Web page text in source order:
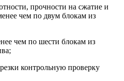
прочности на сжатие и
чем по двум блокам из
чем по шести блокам из
резки контрольную проверку